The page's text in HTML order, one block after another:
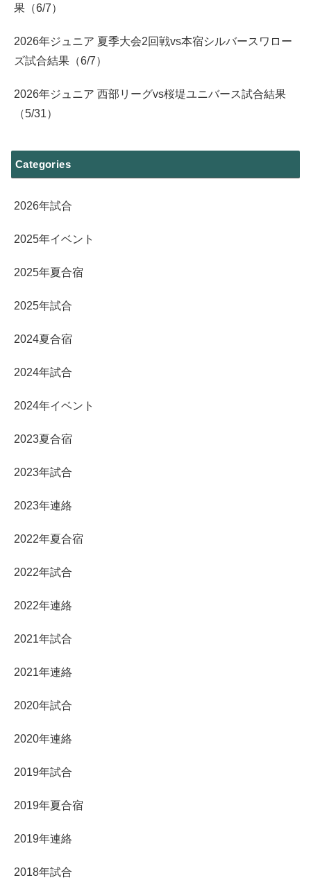
果（6/7）
2026年ジュニア 夏季大会2回戦vs本宿シルバースワロー
ズ試合結果（6/7）
2026年ジュニア 西部リーグvs桜堤ユニバース試合結果
（5/31）
Categories
2026年試合
2025年イベント
2025年夏合宿
2025年試合
2024夏合宿
2024年試合
2024年イベント
2023夏合宿
2023年試合
2023年連絡
2022年夏合宿
2022年試合
2022年連絡
2021年試合
2021年連絡
2020年試合
2020年連絡
2019年試合
2019年夏合宿
2019年連絡
2018年試合